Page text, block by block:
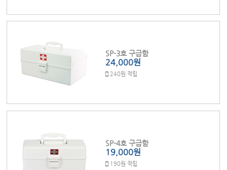
SP-3호 구급함
24,000원
240원 적립
SP-4호 구급함
19,000원
190원 적립